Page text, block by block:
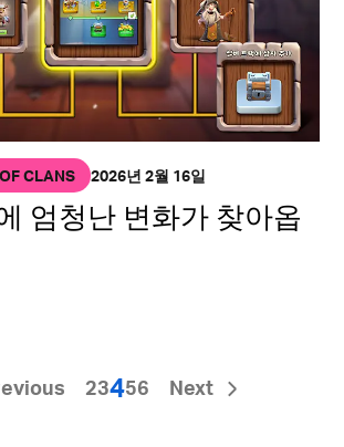
CLANS 2026년 2월 16일
엄청난 변화가 찾아옵
23456 Next